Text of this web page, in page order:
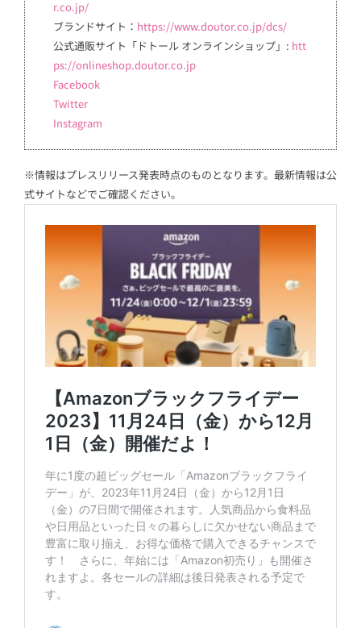
r.co.jp/
ブランドサイト： https://www.doutor.co.jp/dcs/
公式通販サイト「ドトール オンラインショップ」: htt
ps://onlineshop.doutor.co.jp
Facebook
Twitter
Instagram
※情報はプレスリリース発表時点のものとなります。最新情報は公
式サイトなどでご確認ください。